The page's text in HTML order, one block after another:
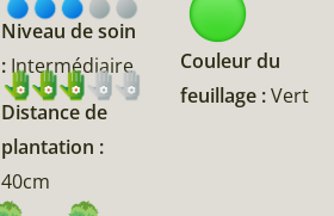
Niveau de soin
: Intermédiaire
Distance de
plantation :
40cm
Couleur du
feuillage :Vert